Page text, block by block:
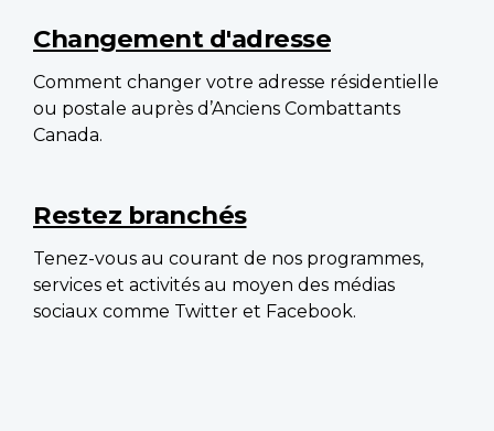
Changement d'adresse
Comment changer votre adresse résidentielle
ou postale auprès d’Anciens Combattants
Canada.
Restez branchés
Tenez-vous au courant de nos programmes,
services et activités au moyen des médias
sociaux comme Twitter et Facebook.